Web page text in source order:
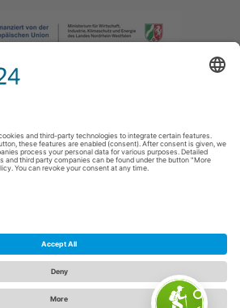
|Verklaring van toegankelijkheid
E: info@sauerland.com
Cookie-Einstellungen